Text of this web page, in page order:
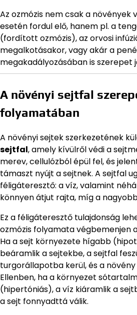
Az ozmózis nem csak a növények
esetén fordul elő, hanem pl. a
(fordított ozmózis), az orvosi
megalkotásakor, vagy akár a
megakadályozásában is szerepet
A növényi sejtfal
folyamatában
A növényi sejtek szerkezetének
sejtfal, amely kívülről védi a
merev, cellulózból épül fel, és
támaszt nyújt a sejtnek. A sejtfal
féligáteresztő: a víz, valamint
könnyen átjut rajta, míg a
Ez a féligáteresztő tulajdonság
ozmózis folyamata végbemenjen
Ha a sejt környezete hígabb
beáramlik a sejtekbe, a sejtfal
turgorállapotba kerül, és a
Ellenben, ha a környezet
(hipertóniás), a víz kiáramlik a
a sejt fonnyadttá válik.